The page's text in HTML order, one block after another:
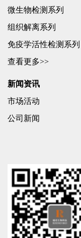
微生物检测系列
组织解离系列
免疫学活性检测系列
查看更多>>
新闻资讯
市场活动
公司新闻